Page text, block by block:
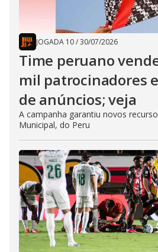
JOGADA 10/30/07/2026
Time peruano
mil patrocinadores e
de anúncios; veja
A campanha garantiu novos
Municipal, do Peru